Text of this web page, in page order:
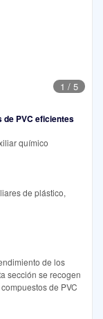
1 / 5
PVC eficientes
químico
de plástico,
de los
sección se recogen
de PVC